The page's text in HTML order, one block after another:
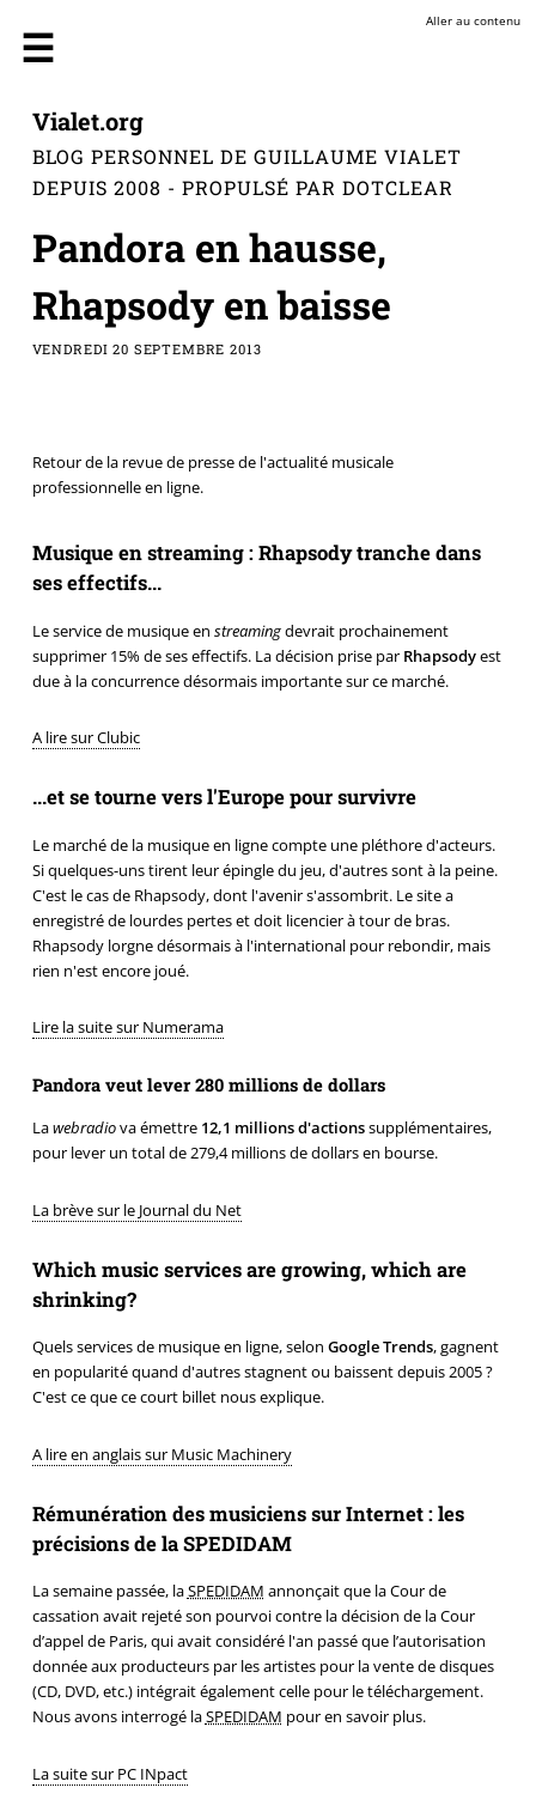
Aller au contenu
Vialet.org
BLOG PERSONNEL DE GUILLAUME VIALET
DEPUIS 2008 - PROPULSÉ PAR DOTCLEAR
Pandora en hausse,
Rhapsody en baisse
VENDREDI 20 SEPTEMBRE 2013
Retour de la revue de presse de l'actualité musicale
professionnelle en ligne.
Musique en streaming : Rhapsody tranche dans
ses effectifs...
Le service de musique en streamingdevrait prochainement
supprimer 15% de ses effectifs. La décision prise par Rhapsodyest
due à la concurrence désormais importante sur ce marché.
A lire sur Clubic
...et se tourne vers l'Europe pour survivre
Le marché de la musique en ligne compte une pléthore d'acteurs.
Si quelques-uns tirent leur épingle du jeu, d'autres sont à la peine.
C'est le cas de Rhapsody, dont l'avenir s'assombrit. Le site a
enregistré de lourdes pertes et doit licencier à tour de bras.
Rhapsody lorgne désormais à l'international pour rebondir, mais
rien n'est encore joué.
Lire la suite sur Numerama
Pandora veut lever 280 millions de dollars
Lawebradiova émettre 12,1 millions d'actionssupplémentaires,
pour lever un total de 279,4 millions de dollars en bourse.
La brève sur le Journal du Net
Which music services are growing, which are
shrinking?
Quels services de musique en ligne, selon Google Trends, gagnent
en popularité quand d'autres stagnent ou baissent depuis 2005 ?
C'est ce que ce court billet nous explique.
A lire en anglais sur Music Machinery
Rémunération des musiciens sur Internet : les
précisions de la SPEDIDAM
La semaine passée, laSPEDIDAM annonçait que la Cour de
cassation avait rejeté son pourvoi contre la décision de la Cour
d’appel de Paris, qui avait considéré l'an passé que l’autorisation
donnée aux producteurs par les artistes pour la vente de disques
(CD, DVD, etc.) intégrait également celle pour le téléchargement.
Nous avons interrogé laSPEDIDAM pour en savoir plus.
La suite sur PC INpact